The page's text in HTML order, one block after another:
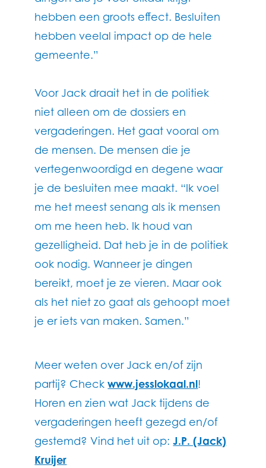
hebben een groots effect. Besluiten
hebben veelal impact op de hele
gemeente.”
Voor Jack draait het in de politiek
niet alleen om de dossiers en
vergaderingen. Het gaat vooral om
de mensen. De mensen die je
vertegenwoordigd en degene waar
je de besluiten mee maakt. “Ik voel
me het meest senang als ik mensen
om me heen heb. Ik houd van
gezelligheid. Dat heb je in de politiek
ook nodig. Wanneer je dingen
bereikt, moet je ze vieren. Maar ook
als het niet zo gaat als gehoopt moet
je er iets van maken. Samen.”
Meer weten over Jack en/of zijn
partij? Checkwww.jesslokaal.nl!
Horen en zien wat Jack tijdens de
vergaderingen heeft gezegd en/of
gestemd? Vind het uit op:J.P. (Jack)
Kruijer